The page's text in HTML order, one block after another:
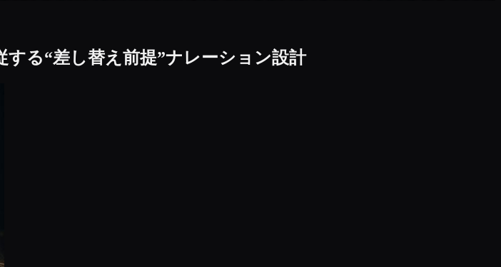
る“差し替え前提”ナレーション設計